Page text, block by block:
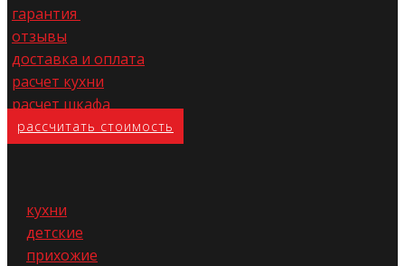
гарантия
отзывы
доставка и оплата
расчет кухни
расчет шкафа
расс​читать стоимость
кухни
детские
прихожие